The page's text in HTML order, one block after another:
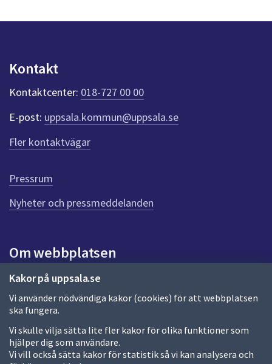
Kakor på uppsala.se
Vi använder nödvändiga kakor (cookies) för att webbplatsen
ska fungera.
Vi skulle vilja sätta lite fler kakor för olika funktioner som
hjälper dig som användare.
Vi vill också sätta kakor för statistik så vi kan analysera och
n
k
t
e
r
f
ö
r
e
n
n
a
d
a
Kontakt
Kontaktcenter: 018-727 00 00
E-post: uppsala.kommun@uppsala.se
Fler kontaktvägar
Pressrum
Nyheter och pressmeddelanden
Om webbplatsen
Om webbplatsen
Allmänna handlingar och diarium
Behandling av personuppgifter
Kakor